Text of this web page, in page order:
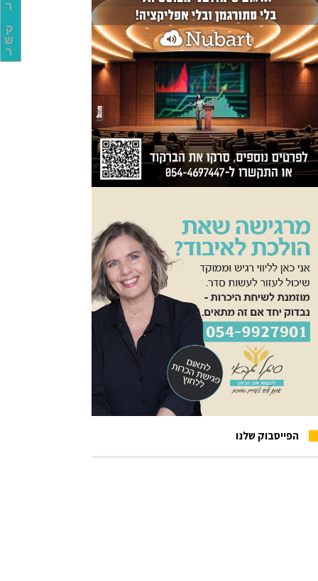
ר
ק
ש
ר
הפייסבוק שלנו